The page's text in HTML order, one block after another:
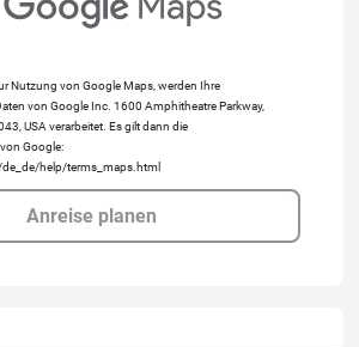
Nutzung von Google Maps, werden Ihre
von Google Inc. 1600 Amphitheatre Parkway,
USA verarbeitet. Es gilt dann die
Google:
help/terms_maps.html
Anreise planen